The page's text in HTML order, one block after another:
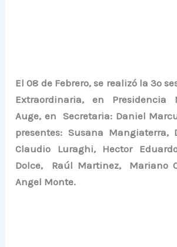
El 08 de Febrero, se realizó la 3º
Extraordinaria,en Presidencia
Auge, en Secretaria: Daniel
presentes: Susana Mangiaterra,
Claudio Luraghi, Hector
Dolce, Raúl Martinez, Mariano
Angel Monte.